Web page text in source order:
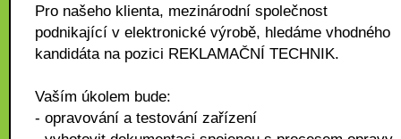
Pro našeho klienta, mezinárodní společnost
podnikající v elektronické výrobě, hledáme vhodného
kandidáta na pozici REKLAMAČNÍ TECHNIK.
Vaším úkolem bude:
- opravování a testování zařízení